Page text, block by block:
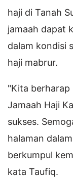
haji di Tanah
jamaah dapat
dalam kondisi
haji mabrur.
"Kita berharap
Jamaah Haji
sukses.
halaman
berkumpul
kata Taufiq.